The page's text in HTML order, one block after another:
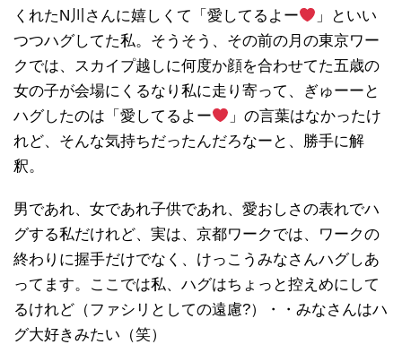
くれたN川さんに嬉しくて「愛してるよー
」といい
つつハグしてた私。そうそう、その前の月の東京ワー
クでは、スカイプ越しに何度か顔を合わせてた五歳の
女の子が会場にくるなり私に走り寄って、ぎゅーーと
ハグしたのは「愛してるよー
」の言葉はなかったけ
れど、そんな気持ちだったんだろなーと、勝手に解
釈。
男であれ、女であれ子供であれ、愛おしさの表れでハ
グする私だけれど、実は、京都ワークでは、ワークの
終わりに握手だけでなく、けっこうみなさんハグしあ
ってます。ここでは私、ハグはちょっと控えめにして
るけれど（ファシリとしての遠慮?）・・みなさんはハ
グ大好きみたい（笑）